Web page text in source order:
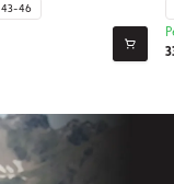
43-46